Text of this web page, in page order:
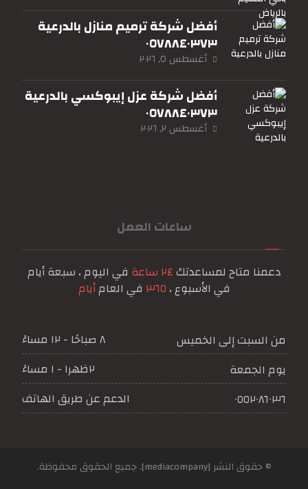
أفضل شركة ترميم منازل بالدرعية
٠٥٧٨٨٤٠٣٧٣
أغسطس ٥, ٢٠٢٦
أفضل شركة عزل إيبوكسي بالدرعية
٠٥٧٨٨٤٠٣٧٣
أغسطس ٢, ٢٠٢٦
ساعات العمل
دعمنا متاح لمساعدتك٢٤ ساعة
في اليوم ، سبعة أيام
في الأسبوع ، ٣٦٥ في العامأيام
من السبت إلى الخميس
٨ صباحًا - ١٢ مساءً
يوم الجمعة
٢ظهرا - ١ مساءً
٠٥٥٢٠٨٦٠٣٦
الدعم عن طريق الهاتف
© حقوق النشر [mediacompany]. جميع الحقوق محفوظة.